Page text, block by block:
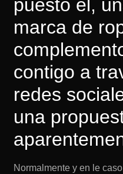
puesto el,
marca de
contigo a
redes
una
Normalmente y en le